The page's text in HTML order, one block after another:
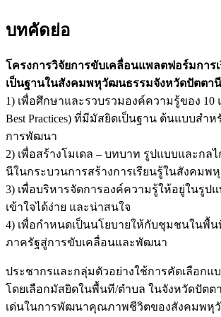
บทคัดย่อ
โครงการวิจัยการขับเคลื่อนแพลตฟอร์มการ
เป็นฐานในสังคมพหุวัฒนธรรมจังหวัดปัตตา
1) เพื่อศึกษาและรวบรวมองค์ความรู้ของ 10
Best Practices) ที่มีมัสยิดเป็นฐาน ต้นแบบสำ
การพัฒนา
2) เพื่อสร้างโมเดล – บทบาท รูปแบบและกล
นีในกระบวนการสร้างการเรียนรู้ในสังคมพ
3) เพื่อบริหารจัดการองค์ความรู้ให้อยู่ในรูป
เข้าใจได้ง่าย และน่าสนใจ
4) เพื่อกำหนดเป็นนโยบายให้กับชุมชนในพื้
ภาครัฐสู่การขับเคลื่อนและพัฒนา
ประชากรและกลุ่มตัวอย่างใช้การคัดเลือกแบ
โดยเลือกมัสยิดในพื้นที/ตำบล ในจังหวัดปัต
เด่นในการพัฒนาคุณภาพชีวิตของสังคมพหุ